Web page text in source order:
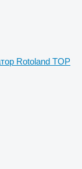
Rotoland TOP